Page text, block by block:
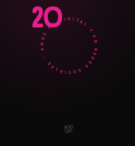
· AÑOS EN DIGITAL Y EN REDES SOCIALES ·
20